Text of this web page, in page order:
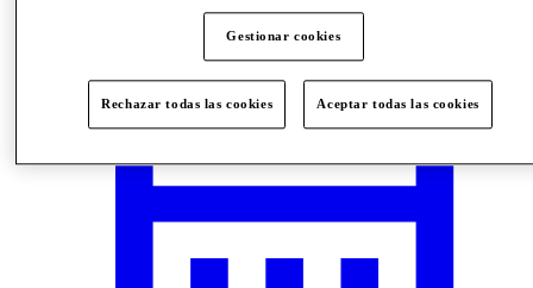
Gestionar cookies
Rechazar todas las cookies Aceptar todas las cookies